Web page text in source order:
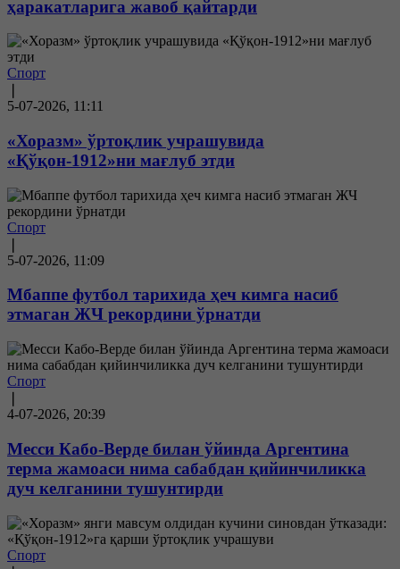
ҳаракатларига жавоб қайтарди
Спорт
5-07-2026, 11:11
«Хоразм» ўртоқлик учрашувида
«Қўқон-1912»ни мағлуб этди
Спорт
5-07-2026, 11:09
Мбаппе футбол тарихида ҳеч кимга насиб
этмаган ЖЧ рекордини ўрнатди
Спорт
4-07-2026, 20:39
Месси Кабо-Верде билан ўйинда Аргентина
терма жамоаси нима сабабдан қийинчиликка
дуч келганини тушунтирди
Спорт